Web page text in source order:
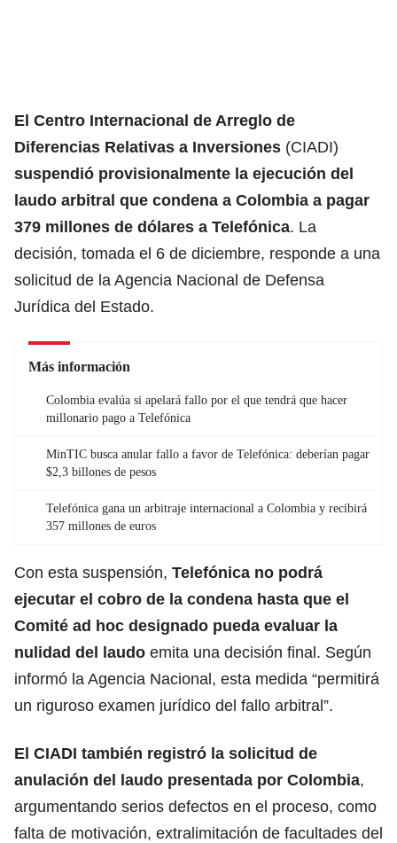
El Centro Internacional de Arreglo de
Diferencias Relativas a Inversiones (CIADI)
suspendió provisionalmente la ejecución del
laudo arbitral que condena a Colombia a pagar
379 millones de dólares a Telefónica. La
decisión, tomada el 6 de diciembre, responde a una
solicitud de la Agencia Nacional de Defensa
Jurídica del Estado.
Más información
Colombia evalúa si apelará fallo por el que tendrá que hacer
millonario pago a Telefónica
MinTIC busca anular fallo a favor de Telefónica: deberían pagar
$2,3 billones de pesos
Telefónica gana un arbitraje internacional a Colombia y recibirá
357 millones de euros
Con esta suspensión, Telefónica no podrá
ejecutar el cobro de la condena hasta que el
Comité ad hoc designado pueda evaluar la
nulidad del laudo emita una decisión final. Según
informó la Agencia Nacional, esta medida “permitirá
un riguroso examen jurídico del fallo arbitral”.
El CIADI también registró la solicitud de
anulación del laudo presentada por Colombia,
argumentando serios defectos en el proceso, como
falta de motivación, extralimitación de facultades del